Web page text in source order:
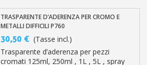
TRASPARENTE D’ADERENZA PER CROMO E
METALLI DIFFICILI P760
30,50 € (Tasse incl.)
Trasparente d’aderenza per pezzi
cromati 125ml, 250ml , 1L , 5L , spray